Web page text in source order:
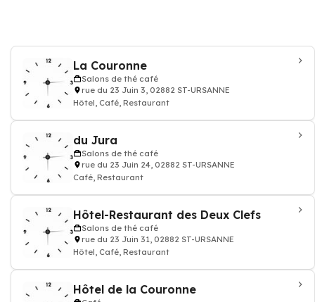
La Couronne
Salons de thé café
rue du 23 Juin 3, 02882 ST-URSANNE
Hôtel, Café, Restaurant
du Jura
Salons de thé café
rue du 23 Juin 24, 02882 ST-URSANNE
Café, Restaurant
Hôtel-Restaurant des Deux Clefs
Salons de thé café
rue du 23 Juin 31, 02882 ST-URSANNE
Hôtel, Café, Restaurant
Hôtel de la Couronne